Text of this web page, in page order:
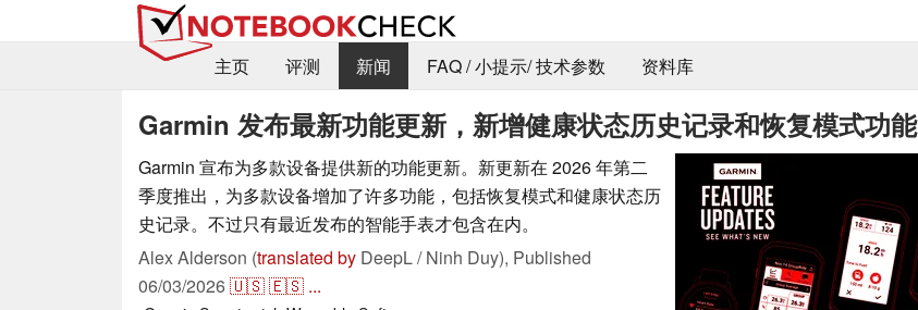
主页
评测 新闻 FAQ / 小提示/ 技术参数 资料库
Garmin 发布最新功能更新，新增健康状态历史记录和恢复模式功能
Garmin 宣布为多款设备提供新的功能更新。新更新在 2026 年第二
季度推出，为多款设备增加了许多功能，包括恢复模式和健康状态历
史记录。不过只有最近发布的智能手表才包含在内。
Alex Alderson (translated by DeepL / Ninh Duy), Published
06/03/2026🇺🇸🇪🇸 ...